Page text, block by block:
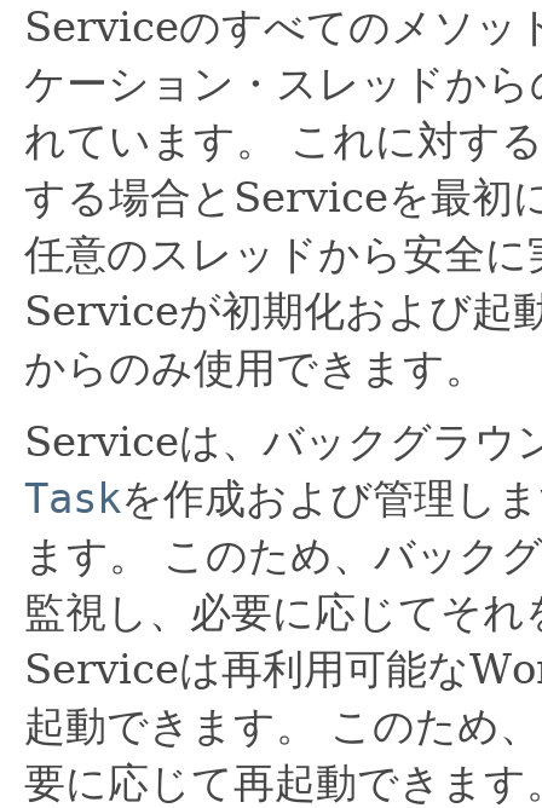
Serviceのすべてのメソッ
ケーション・スレッドか
れています。
これに対す
する場合とServiceを最初
任意のスレッドから安全
Serviceが初期化および起
からのみ使用できます。
Serviceは、バックグラウ
Taskを作成および管理し
ます。
このため、バック
監視し、必要に応じてそ
Serviceは再利用可能な
起動できます。
このため
要に応じて再起動できます